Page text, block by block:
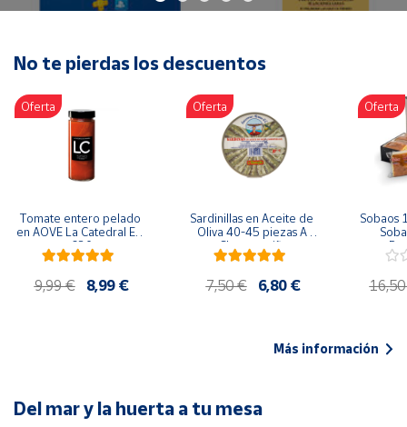
Tienda de
Artesanía
Oficina y
Papelería
Para Canarias,
Ceuta y Melilla
populares
Bono
Cultural
de Correos
Market
No te pierdas los descuentos
Oferta
Tomate entero pelado
en AOVE La Catedral ER-
630
9,99 € 8,99 €
Oferta
Sardinillas en Aceite de
Oliva 40-45 piezas A
Churrusquiña
7,50 € 6,80 €
Oferta
Sobaos
Más información
Del mar y la huerta a tu mesa